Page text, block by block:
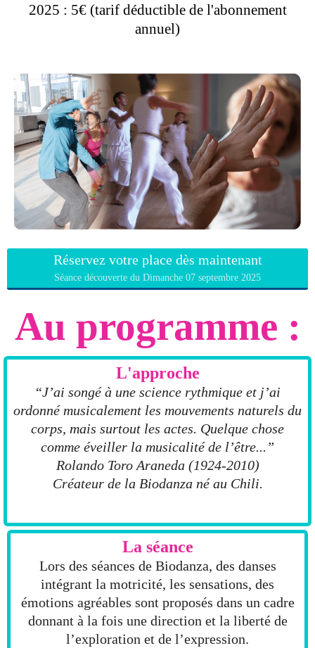
2025 : 5€ (tarif déductible de l'abonnement
annuel)
Réservez votre place dès maintenant
Séance découverte du Dimanche 07 septembre 2025
Au programme :
L'approche
“J’ai songé à une science rythmique et j’ai
ordonné musicalement les mouvements naturels du
corps, mais surtout les actes. Quelque chose
comme éveiller la musicalité de l’être...”
Rolando Toro Araneda (1924-2010)
Créateur de la Biodanza né au Chili.
La séance
Lors des séances de Biodanza, des danses
intégrant la motricité, les sensations, des
émotions agréables sont proposés dans un cadre
donnant à la fois une direction et la liberté de
l’exploration et de l’expression.